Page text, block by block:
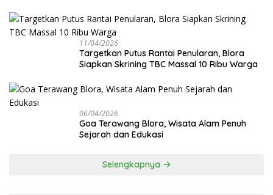
11/04/2026
‎Targetkan Putus Rantai Penularan, Blora
Siapkan Skrining TBC Massal 10 Ribu Warga
06/04/2026
Goa Terawang Blora, Wisata Alam Penuh
Sejarah dan Edukasi
Selengkapnya